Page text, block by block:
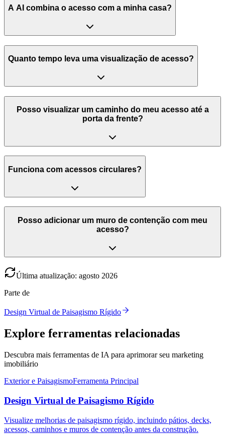
A AI combina o acesso com a minha casa?
Quanto tempo leva uma visualização de acesso?
Posso visualizar um caminho do meu acesso até a
porta da frente?
Funciona com acessos circulares?
Posso adicionar um muro de contenção com meu
acesso?
Última atualização: agosto 2026
Parte de
Design Virtual de Paisagismo Rígido
Explore ferramentas relacionadas
Descubra mais ferramentas de IA para aprimorar seu marketing
imobiliário
Exterior e PaisagismoFerramenta Principal
Design Virtual de Paisagismo Rígido
Visualize melhorias de paisagismo rígido, incluindo pátios, decks,
acessos, caminhos e muros de contenção antes da construção.